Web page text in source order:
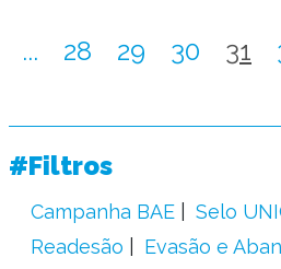
... 28 29 30 31
#Filtros
Campanha BAE Selo
Readesão
Evasão e